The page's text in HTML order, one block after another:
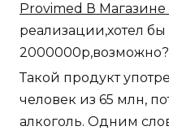
Provimed В Магазине
реализации,хотел
2000000р,возможно?
Такой продукт
человек из 65 млн,
алкоголь. Одним